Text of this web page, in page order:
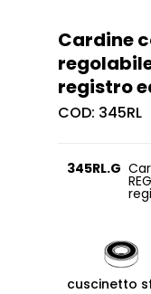
Cardine
registro
COD: 345RL
345RL.G
cuscinetto